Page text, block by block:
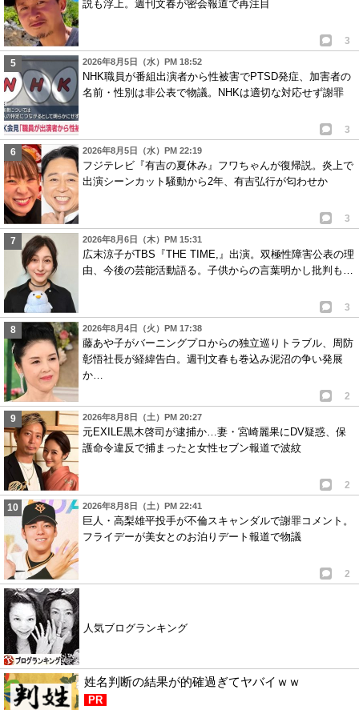
説も浮上。週刊文春が密会報道で再注目
3
2026年8月5日（水）PM 18:52
NHK職員が番組出演者から性被害でPTSD発症、加害者の
名前・性別は非公表で物議。NHKは適切な対応せず謝罪
3
2026年8月5日（水）PM 22:19
フジテレビ『有吉の夏休み』フワちゃんが復帰説。炎上で
出演シーンカット騒動から2年、有吉弘行が匂わせか
3
2026年8月6日（木）PM 15:31
広末涼子がTBS『THE TIME,』出演。双極性障害公表の理
由、今後の芸能活動語る。子供からの言葉明かし批判も…
3
2026年8月4日（火）PM 17:38
藤あや子がバーニングプロからの独立巡りトラブル、周防
彰悟社長が経緯告白。週刊文春も巻込み泥沼の争い発展
か…
2
2026年8月8日（土）PM 20:27
元EXILE黒木啓司が逮捕か…妻・宮崎麗果にDV疑惑、保
護命令違反で捕まったと女性セブン報道で波紋
2
2026年8月8日（土）PM 22:41
巨人・高梨雄平投手が不倫スキャンダルで謝罪コメント。
フライデーが美女とのお泊りデート報道で物議
2
人気ブログランキング
姓名判断の結果が的確過ぎてヤバイｗｗ
PR